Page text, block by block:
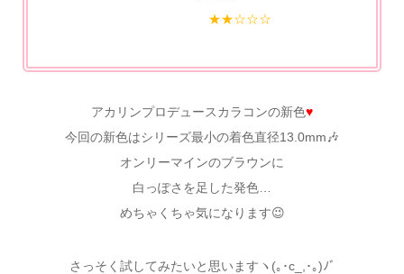
★★☆☆☆
アカリンプロデュースカラコンの新色♥
今回の新色はシリーズ最小の着色直径13.0mm🎶
オンリーマインのブラウンに
白っぽさを足した発色…
めちゃくちゃ気になります😉
さっそく試してみたいと思いますヽ(｡･c_,･｡)ﾉﾞ